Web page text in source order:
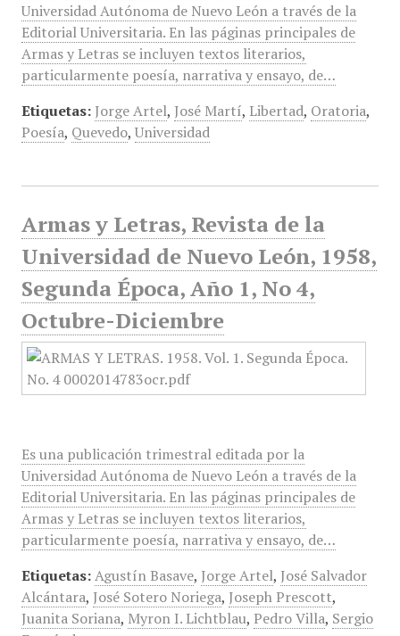
Universidad Autónoma de Nuevo León a través de la
Editorial Universitaria. En las páginas principales de
Armas y Letras se incluyen textos literarios,
particularmente poesía, narrativa y ensayo, de…
Etiquetas: Jorge Artel, José Martí, Libertad, Oratoria,
Poesía, Quevedo, Universidad
Armas y Letras, Revista de la
Universidad de Nuevo León, 1958,
Segunda Época, Año 1, No 4,
Octubre-Diciembre
Es una publicación trimestral editada por la
Universidad Autónoma de Nuevo León a través de la
Editorial Universitaria. En las páginas principales de
Armas y Letras se incluyen textos literarios,
particularmente poesía, narrativa y ensayo, de…
Etiquetas: Agustín Basave, Jorge Artel, José Salvador
Alcántara, José Sotero Noriega, Joseph Prescott,
Juanita Soriana, Myron I. Lichtblau, Pedro Villa, Sergio